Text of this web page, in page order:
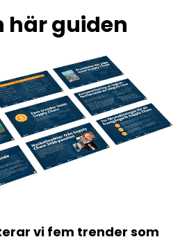
här guiden
vi fem trender som